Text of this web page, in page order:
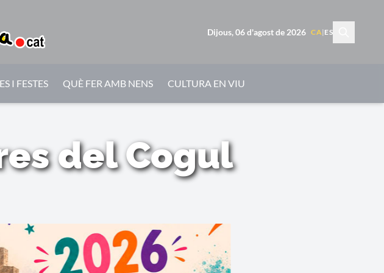
Dijous, 06 d'agost de 2026 CA| ES
I FESTES QUÈ FER AMB NENS CULTURA EN VIU
del Cogul